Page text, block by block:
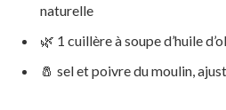
naturelle
🌿 1 cuillère à soupe d’huile
🧂 sel et poivre du moulin,